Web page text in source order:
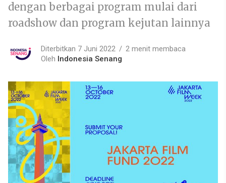
dengan berbagai program mulai dari
roadshow dan program kejutan lainnya
Diterbitkan 7 Juni 2022
2 menit membaca
Oleh Indonesia Senang